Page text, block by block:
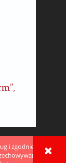
i zgodnie z